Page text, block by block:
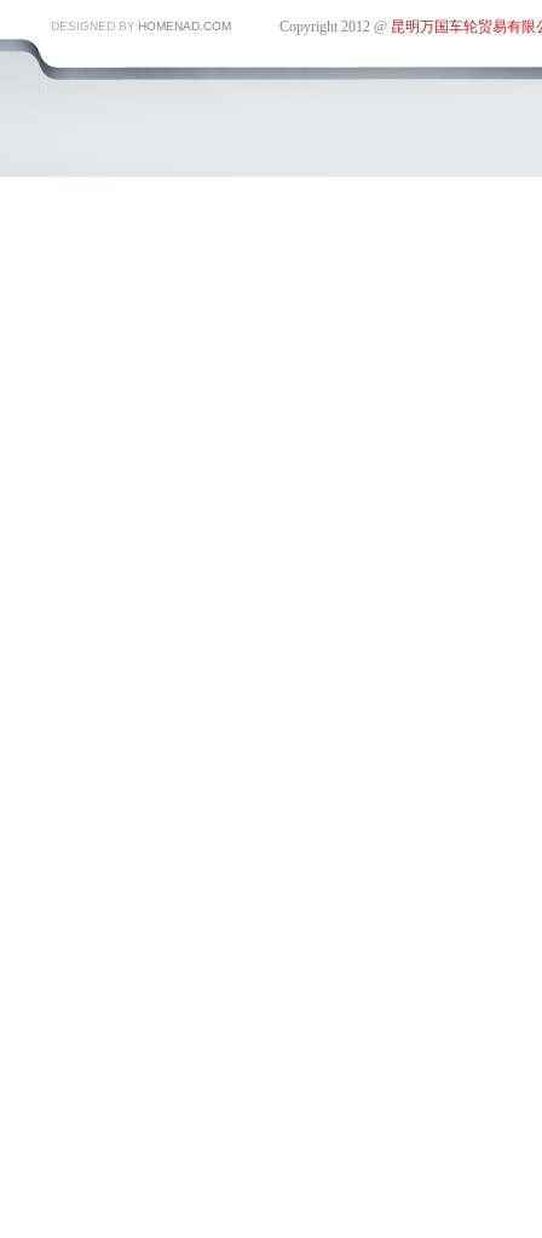
Copyright 2012 @ 昆明万国车轮贸易有限
DESIGNED BY:HOMENAD.COM